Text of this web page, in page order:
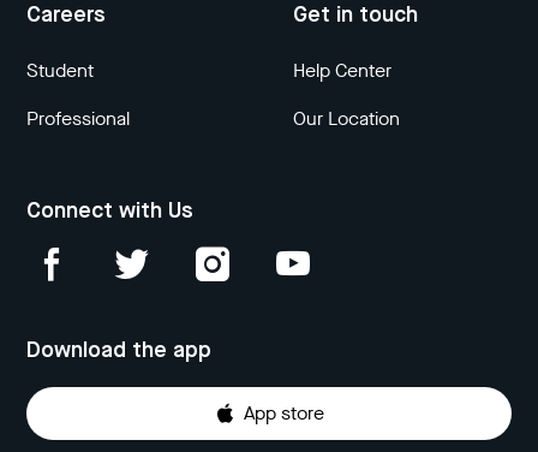
Careers
Student
Professional
Get in touch
Help Center
Our Location
Connect with Us
Download the app
App store